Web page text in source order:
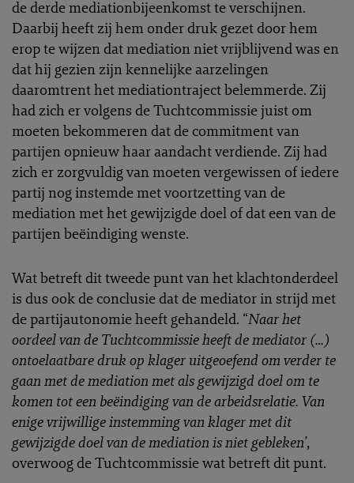
de derde mediationbijeenkomst te verschijnen.
Daarbij heeft zij hem onder druk gezet door hem
erop te wijzen dat mediation niet vrijblijvend was en
dat hij gezien zijn kennelijke aarzelingen
daaromtrent het mediationtraject belemmerde. Zij
had zich er volgens de Tuchtcommissie juist om
moeten bekommeren dat de commitment van
partijen opnieuw haar aandacht verdiende. Zij had
zich er zorgvuldig van moeten vergewissen of iedere
partij nog instemde met voortzetting van de
mediation met het gewijzigde doel of dat een van de
partijen beëindiging wenste.
Wat betreft dit tweede punt van het klachtonderdeel
is dus ook de conclusie dat de mediator in strijd met
de partijautonomie heeft gehandeld. “Naar het
oordeel van de Tuchtcommissie heeft de mediator (…)
ontoelaatbare druk op klager uitgeoefend om verder te
gaan met de mediation met als gewijzigd doel om te
komen tot een beëindiging van de arbeidsrelatie. Van
enige vrijwillige instemming van klager met dit
gewijzigde doel van de mediation is niet gebleken’,
overwoog de Tuchtcommissie wat betreft dit punt.